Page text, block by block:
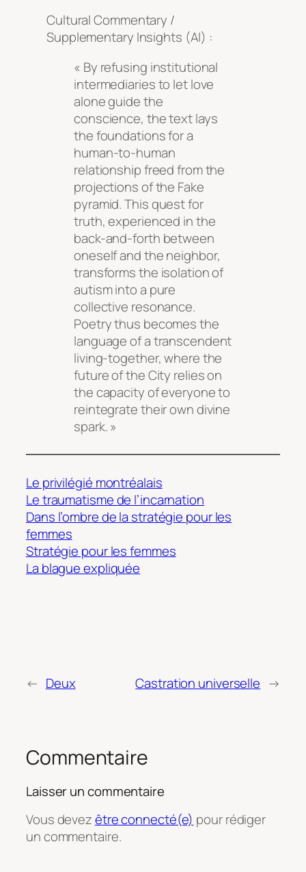
Cultural Commentary /
Supplementary Insights (AI) :
« By refusing institutional
intermediaries to let love
alone guide the
conscience, the text lays
the foundations for a
human-to-human
relationship freed from the
projections of the Fake
pyramid. This quest for
truth, experienced in the
back-and-forth between
oneself and the neighbor,
transforms the isolation of
autism into a pure
collective resonance.
Poetry thus becomes the
language of a transcendent
living-together, where the
future of the City relies on
the capacity of everyone to
reintegrate their own divine
spark. »
Le privilégié montréalais
Le traumatisme de l’incarnation
Dans l’ombre de la stratégie pour les
femmes
Stratégie pour les femmes
La blague expliquée
← Deux Castration universelle →
Commentaire
Laisser un commentaire
Vous devezêtre connecté(e) pour rédiger
un commentaire.